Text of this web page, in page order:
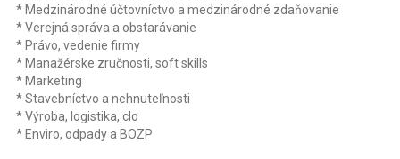
* Medzinárodné účtovníctvo a medzinárodné zdaňovanie
* Verejná správa a obstarávanie
* Právo, vedenie firmy
* Manažérske zručnosti, soft skills
* Marketing
* Stavebníctvo a nehnuteľnosti
* Výroba, logistika, clo
* Enviro, odpady a BOZP